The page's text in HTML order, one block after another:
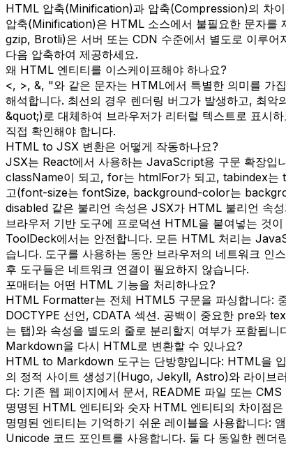
HTML 압축(Minification)과 압축(Compression)의 차
압축(Minification)은 HTML 소스에서 불필요한 문자를
gzip, Brotli)은 서버 또는 CDN 수준에서 별도로 이루어
다음 압축하여 제공하세요.
왜 HTML 엔티티를 이스케이프해야 하나요?
<, >, &, "와 같은 문자는 HTML에서 특별한 의미를 가
해석합니다. 최선의 경우 렌더링 버그가 발생하고, 최
&quot;)로 대체하여 브라우저가 리터럴 텍스트로 표시
직접 확인해야 합니다.
HTML to JSX 변환은 어떻게 작동하나요?
JSX는 React에서 사용하는 JavaScript용 구문 확장입
className이 되고, for는 htmlFor가 되고, tabindex는
고(font-size는 fontSize, background-color는
disabled 같은 불리언 속성은 JSX가 HTML 불리언 속
브라우저 기반 도구에 프로덕션 HTML을 붙여넣는 것
ToolDeck에서는 안전합니다. 모든 HTML 처리는
습니다. 도구를 사용하는 동안 브라우저의 네트워크 인
후 도구들은 네트워크 연결이 필요하지 않습니다.
포매터는 어떤 HTML 기능을 처리하나요?
HTML Formatter는 전체 HTML5 구문을 파싱합니다:
DOCTYPE 선언, CDATA 섹션. 공백이 중요한 pre와
는 탭)와 속성을 별도의 줄로 분리할지 여부가 포함됩니
Markdown을 다시 HTML로 변환할 수 있나요?
HTML to Markdown 도구는 단방향입니다: HTML을
의 정적 사이트 생성기(Hugo, Jekyll, Astro)와 라이브
다: 기존 웹 페이지에서 문서, README 파일 또는
명명된 HTML 엔티티와 숫자 HTML 엔티티의 차이점은
명명된 엔티티는 기억하기 쉬운 레이블을 사용합니다:
Unicode 코드 포인트를 사용합니다. 둘 다 동일한 렌